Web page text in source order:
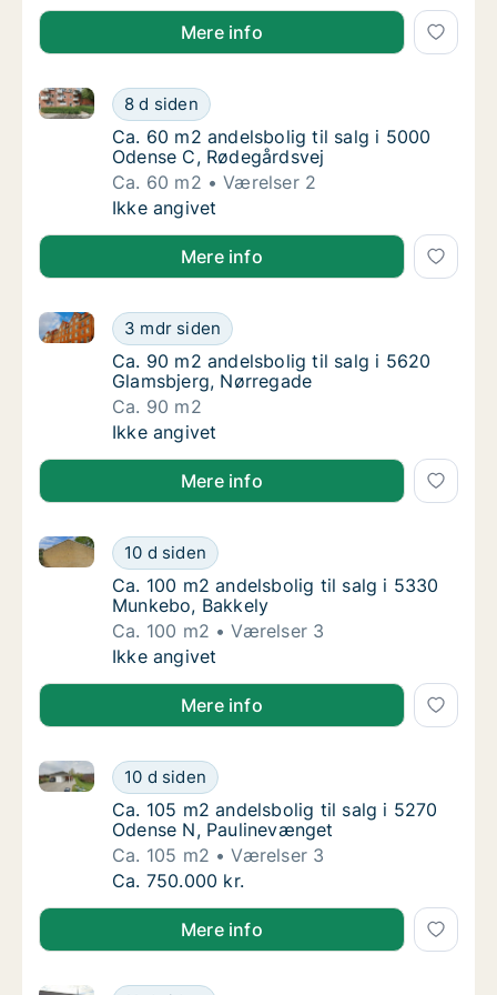
Mere info
Ca. 60 m2 andelsbolig til salg i 5000
8 d siden
Ca. 60 m2 andelsbolig til salg i 5000 Odense C,
Ca. 60 m2 andelsbolig til salg i 5000
Ca. 60 m2 andelsbolig til salg i 5000
Odense C, Rødegårdsvej
Ca. 60 m2
Værelser 2
Ca. 60 m2 andelsbolig til salg i 5000
Ikke angivet
Mere info
Ca. 90 m2 andelsbolig til salg i 5620
3 mdr siden
Ca. 90 m2 andelsbolig til salg i 5620 Glamsbjerg,
Ca. 90 m2 andelsbolig til salg i 5620
Ca. 90 m2 andelsbolig til salg i 5620
Glamsbjerg, Nørregade
Ca. 90 m2
Ca. 90 m2 andelsbolig til salg i 5620
Ikke angivet
Mere info
Ca. 100 m2 andelsbolig til salg i 5330
10 d siden
Ca. 100 m2 andelsbolig til salg i 5330 Munkebo,
Ca. 100 m2 andelsbolig til salg i 5330
Ca. 100 m2 andelsbolig til salg i 5330
Munkebo, Bakkely
Ca. 100 m2
Værelser 3
Ca. 100 m2 andelsbolig til salg i 5330
Ikke angivet
Mere info
Ca. 105 m2 andelsbolig til salg i 5270
10 d siden
Ca. 105 m2 andelsbolig til salg i 5270 Odense N,
Ca. 105 m2 andelsbolig til salg i 5270
Ca. 105 m2 andelsbolig til salg i 5270
Odense N, Paulinevænget
Ca. 105 m2
Værelser 3
Ca. 105 m2 andelsbolig til salg i 5270
Ca. 750.000 kr.
Mere info